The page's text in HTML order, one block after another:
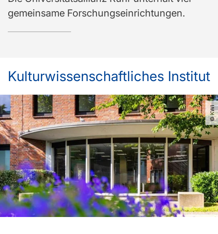
gemeinsame Forschungseinrichtungen.
Kulturwissenschaftliches Institut
© KWI